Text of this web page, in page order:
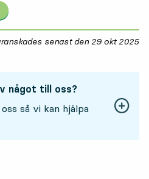
senast den 29 okt 2025
något till oss?
så vi kan hjälpa